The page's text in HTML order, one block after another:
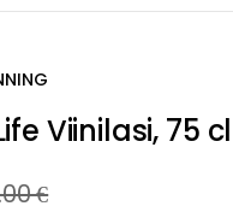
Viinilasi, 75 cl
€